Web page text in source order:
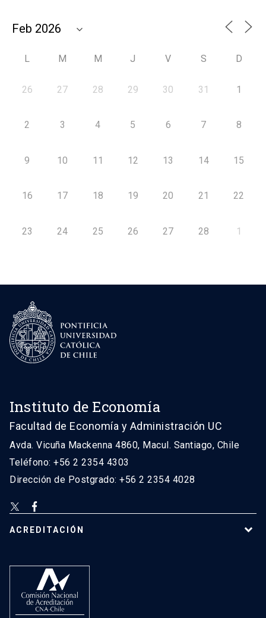
L M M J V S D
26 27 28 29 30 31 1
2 3 4 5 6 7 8
9 10 11 12 13 14 15
16 17 18 19 20 21 22
23 24 25 26 27 28 1
Instituto de Economía
Facultad de Economía y Administración UC
Avda. Vicuña Mackenna 4860, Macul. Santiago, Chile
Teléfono: +56 2 2354 4303
Dirección de Postgrado: +56 2 2354 4028
ACREDITACIÓN